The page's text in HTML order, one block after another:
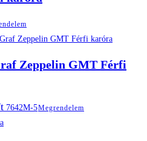
Zeppelin GMT Férfi
Current
price
is:
7642M-5Megrendelem